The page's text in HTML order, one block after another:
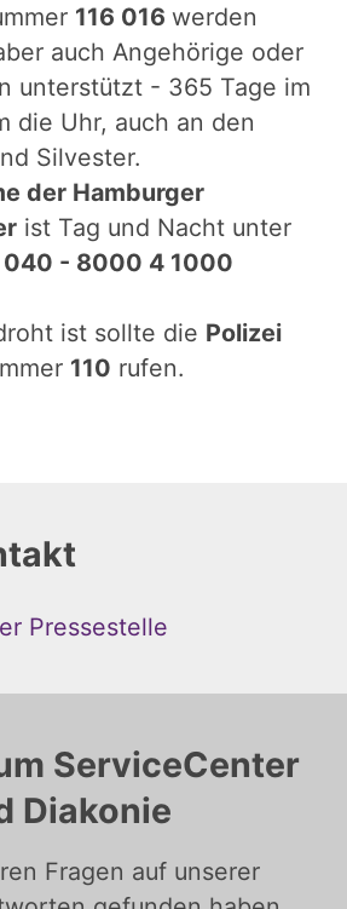
116 016 werden
auch Angehörige oder
unterstützt - 365 Tage im
die Uhr, auch an den
Silvester.
der Hamburger
ist Tag und Nacht unter
040 - 8000 4 1000
ist sollte die Polizei
110 rufen.
Pressestelle
ServiceCenter
Diakonie
Fragen auf unserer